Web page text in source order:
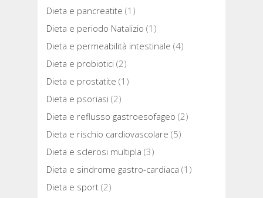
Dieta e pancreatite (1)
Dieta e periodo Natalizio (1)
Dieta e permeabilità intestinale (4)
Dieta e probiotici (2)
Dieta e prostatite (1)
Dieta e psoriasi (2)
Dieta e reflusso gastroesofageo (2)
Dieta e rischio cardiovascolare (5)
Dieta e sclerosi multipla (3)
Dieta e sindrome gastro-cardiaca (1)
Dieta e sport (2)